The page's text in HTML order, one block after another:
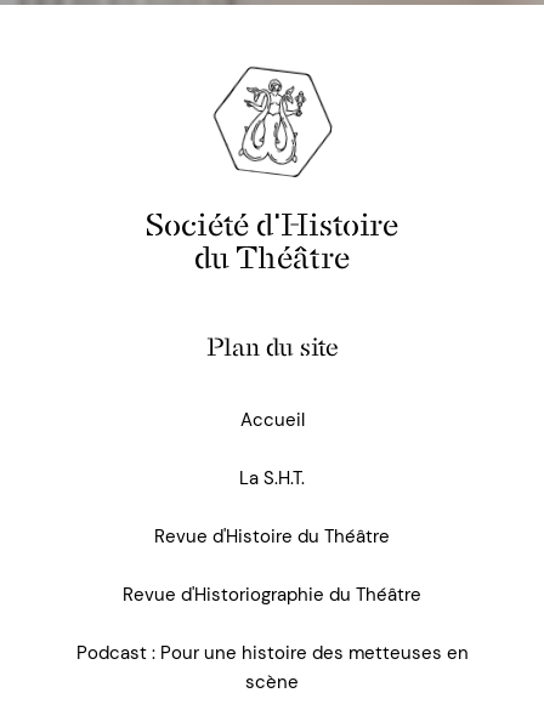
Société d'Histoire
du Théâtre
Plan du site
Accueil
La S.H.T.
Revue d'Histoire du Théâtre
Revue d'Historiographie du Théâtre
Podcast : Pour une histoire des metteuses en
scène